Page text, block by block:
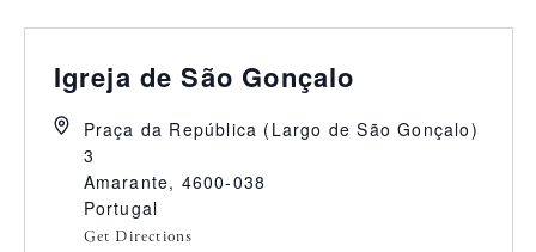
Igreja de São Gonçalo
Praça da República (Largo de São Gonçalo)
3
Amarante, 4600-038
Portugal
Get Directions